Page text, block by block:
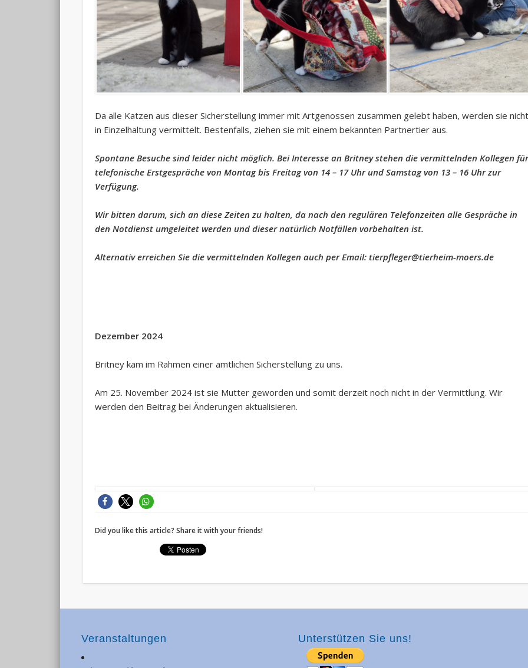
Da alle Katzen aus dieser Sicherstellung immer mit Artgenossen zusammen gelebt haben, werden sie nicht
in Einzelhaltung vermittelt. Bestenfalls, ziehen sie mit einem bekannten Partnertier aus.
Spontane Besuche sind leider nicht möglich. Bei Interesse an Britney stehen die vermittelnden Kollegen für
telefonische Erstgespräche von Montag bis Freitag von 14 – 17 Uhr und Samstag von 13 – 16 Uhr zur
Verfügung.
Wir bitten darum, sich an diese Zeiten zu halten, da nach den regulären Telefonzeiten alle Gespräche in
den Notdienst umgeleitet werden und dieser natürlich Notfällen vorbehalten ist.
Alternativ erreichen Sie die vermittelnden Kollegen auch per Email: tierpfleger@tierheim-moers.de
Dezember 2024
Britney kam im Rahmen einer amtlichen Sicherstellung zu uns.
Am 25. November 2024 ist sie Mutter geworden und somit derzeit noch nicht in der Vermittlung. Wir
werden den Beitrag bei Änderungen aktualisieren.
Did you like this article? Share it with your friends!
Veranstaltungen Unterstützen Sie uns!